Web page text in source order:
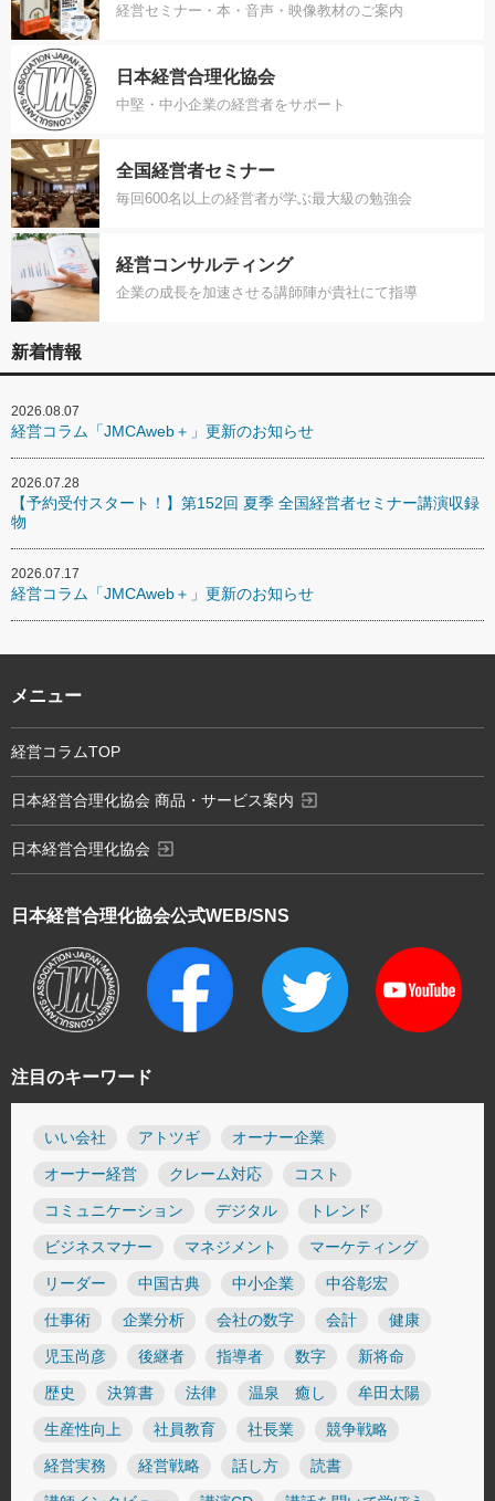
経営セミナー・本・音声・映像教材のご案内
日本経営合理化協会
中堅・中小企業の経営者をサポート
全国経営者セミナー
毎回600名以上の経営者が学ぶ最大級の勉強会
経営コンサルティング
企業の成長を加速させる講師陣が貴社にて指導
新着情報
2026.08.07
経営コラム「JMCAweb＋」更新のお知らせ
2026.07.28
【予約受付スタート！】第152回 夏季 全国経営者セミナー講演収録
物
2026.07.17
経営コラム「JMCAweb＋」更新のお知らせ
注目のキーワード
いい会社 アトツギ オーナー企業
オーナー経営 クレーム対応 コスト
コミュニケーション デジタル トレンド
ビジネスマナー マネジメント マーケティング
リーダー 中国古典 中小企業 中谷彰宏
仕事術 企業分析 会社の数字 会計 健康
児玉尚彦 後継者 指導者 数字 新将命
歴史 決算書 法律 温泉 癒し 牟田太陽
生産性向上 社員教育 社長業 競争戦略
経営実務 経営戦略 話し方 読書
日本経営合理化協会公式WEB/SNS
メニュー
経営コラムTOP
日本経営合理化協会 商品・サービス案内 exit_to_app
日本経営合理化協会 exit_to_app